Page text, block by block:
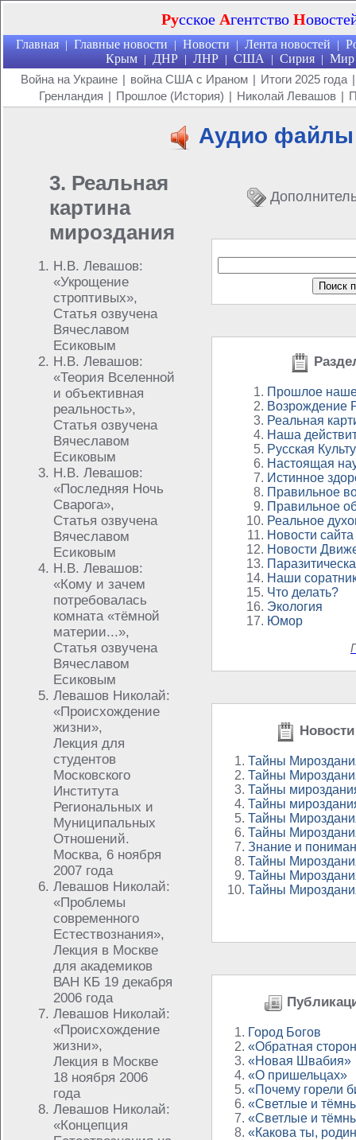
Русское Агентство Н
Главная | Главные новости | Новости | Лента новостей |
Крым | ДНР | ЛНР | США | Сирия | Мир
Война на Украине | война США с Ираном | Итоги 2025 года |
Гренландия | Прошлое (История) | Николай Левашов |
Аудио файлы
3. Реальная
картина
мироздания
Н.В. Левашов:
«Укрощение
строптивых»,
Статья озвучена
Вячеславом
Есиковым
Н.В. Левашов:
«Теория Вселенной
и объективная
реальность»,
Статья озвучена
Вячеславом
Есиковым
Н.В. Левашов:
«Последняя Ночь
Сварога»,
Статья озвучена
Вячеславом
Есиковым
Н.В. Левашов:
«Кому и зачем
потребовалась
комната «тёмной
материи...»,
Статья озвучена
Вячеславом
Есиковым
Левашов Николай:
«Происхождение
жизни»,
Лекция для
студентов
Московского
Института
Региональных и
Муниципальных
Отношений.
Москва, 6 ноября
2007 года
Левашов Николай:
«Проблемы
современного
Естествознания»,
Лекция в Москве
для академиков
ВАН КБ 19 декабря
2006 года
Левашов Николай:
«Происхождение
жизни»,
Лекция в Москве
18 ноября 2006
года
Левашов Николай:
«Концепция
Прошлое
Возрождение
Реальная
Наша
Русская
Настоящая
Истинное
Правильное
Правильное
Реальное
Новости
Новости
Наши
Что делать?
Экология
Юмор
Тайны
Тайны
Тайны
Тайны
Тайны
Тайны
Знание и
Тайны
Тайны
Тайны
Город Богов
«Обратная
«Новая Швабия»
«О пришельцах»
«Почему горели
«Светлые и
«Светлые и
«Какова ты,